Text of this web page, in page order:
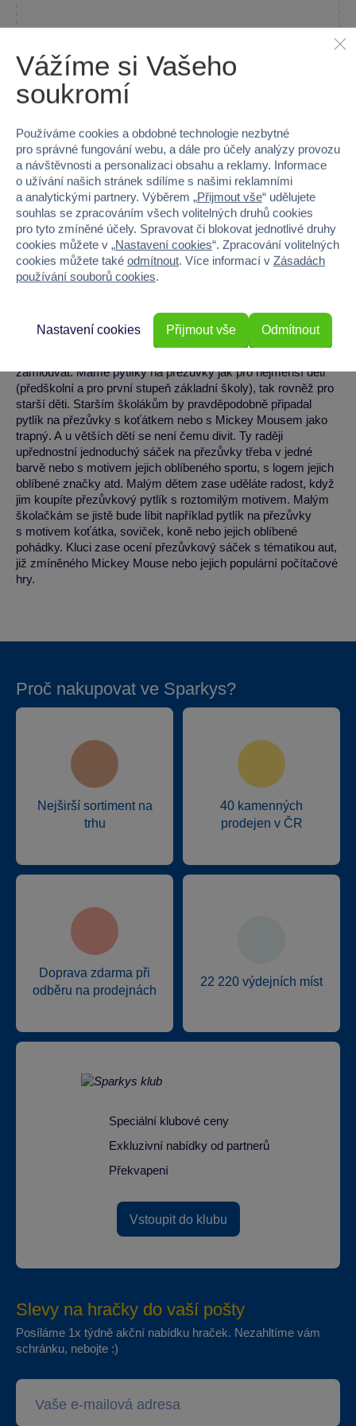
GUMP Sáček na bačkory modrý
Sáček na přezůvky s motivem GUMP je ideálním doplňkem pro...
199 Kč Do košíku
Pokud vašemu dítěti chybí hezký a originální sáček
na přezůvky, koukněte se do naší nabídky. Věříme, že zde
zamlouvat. Máme pytlíky na přezůvky jak pro nejmenší děti
(předškolní a pro první stupeň základní školy), tak rovněž pro
starší děti. Starším školákům by pravděpodobně připadal
pytlík na přezůvky s koťátkem nebo s Mickey Mousem jako
trapný. A u větších dětí se není čemu divit. Ty raději
upřednostní jednoduchý sáček na přezůvky třeba v jedné
barvě nebo s motivem jejich oblíbeného sportu, s logem jejich
oblíbené značky atd. Malým dětem zase uděláte radost, když
jim koupíte přezůvkový pytlík s roztomilým motivem. Malým
školačkám se jistě bude líbit například pytlík na přezůvky
s motivem koťátka, soviček, koně nebo jejich oblíbené
pohádky. Kluci zase ocení přezůvkový sáček s tématikou aut,
již zmíněného Mickey Mouse nebo jejich populární počítačové
hry.
Proč nakupovat ve Sparkys?
Nejširší sortiment na
trhu
40 kamenných
prodejen v ČR
Doprava zdarma při
odběru na prodejnách
22 220 výdejních míst
Speciální klubové ceny
Exkluzivní nabídky od partnerů
Překvapení
Vstoupit do klubu
Slevy na hračky do vaší pošty
Posíláme 1x týdně akční nabídku hraček. Nezahltíme vám
schránku, nebojte :)
Vážíme si Vašeho
soukromí
Používáme cookies a obdobné technologie nezbytné
pro správné fungování webu, a dále pro účely analýzy provozu
a návštěvnosti a personalizaci obsahu a reklamy. Informace
o užívání našich stránek sdílíme s našimi reklamními
a analytickými partnery. Výběrem „Přijmout vše“ udělujete
souhlas se zpracováním všech volitelných druhů cookies
pro tyto zmíněné účely. Spravovat či blokovat jednotlivé druhy
cookies můžete v „Nastavení cookies“. Zpracování volitelných
cookies můžete také odmítnout. Více informací v Zásadách
používání souborů cookies.
Odmítnout
Nastavení cookies Přijmout vše